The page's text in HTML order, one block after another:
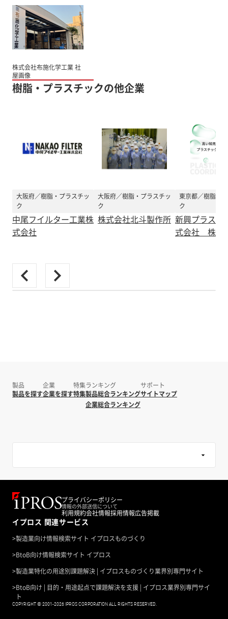
株式会社布施化学工業 社
屋画像
樹脂・プラスチックの他企業
大阪府／樹脂・プラスチッ
ク
中尾フイルター工業株
式会社
大阪府／樹脂・プラスチッ
ク
株式会社北斗製作所
東京都／樹脂・
ク
新興プラスチ
式会社 株式
製品
製品を探す
企業
企業を探す
特集
特集
ランキング
製品総合ランキング
企業総合ランキング
サポート
サイトマップ
プライバシーポリシー
情報の外部送信について
利用規約会社情報採用情報広告掲載
イプロス 関連サービス
>製造業向け情報検索サイト イプロスものづくり
>BtoB向け情報検索サイト イプロス
>製造業特化の用途別課題解決 | イプロスものづくり業界別専門サイト
>BtoB向け | 目的・用途起点で課題解決を支援 | イプロス業界別専門サイ
ト
COPYRIGHT © 2001-2026 IPROS CORPORATION ALL RIGHTS RESERVED.